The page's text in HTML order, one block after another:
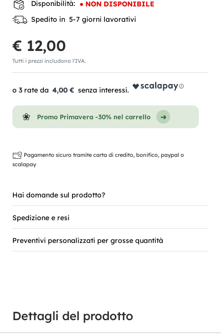
Disponibilità: ● NON DISPONIBILE
Spedito in 5-7 giorni lavorativi
€ 12,00
Tutti i prezzi includono l'IVA.
4,00 €
Promo Primavera -30% nel carrello
Pagamento sicuro tramite carta di credito, bonifico, paypal o
scalapay
Hai domande sul prodotto?
Spedizione e resi
Preventivi personalizzati per grosse quantità
Dettagli del prodotto